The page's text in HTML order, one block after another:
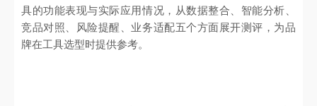
具的功能表现与实际应用情况，从数据整合、智能分析、
竞品对照、风险提醒、业务适配五个方面展开测评，为品
牌在工具选型时提供参考。